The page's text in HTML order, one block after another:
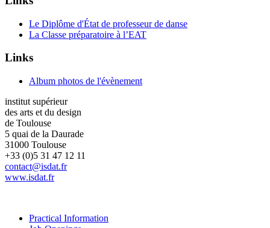
Le Diplôme d'État de professeur de danse
La Classe préparatoire à l’EAT
Links
Album photos de l'évènement
institut supérieur
des arts et du design
de Toulouse
5 quai de la Daurade
31000 Toulouse
+33 (0)5 31 47 12 11
contact@isdat.fr
www.isdat.fr
Practical Information